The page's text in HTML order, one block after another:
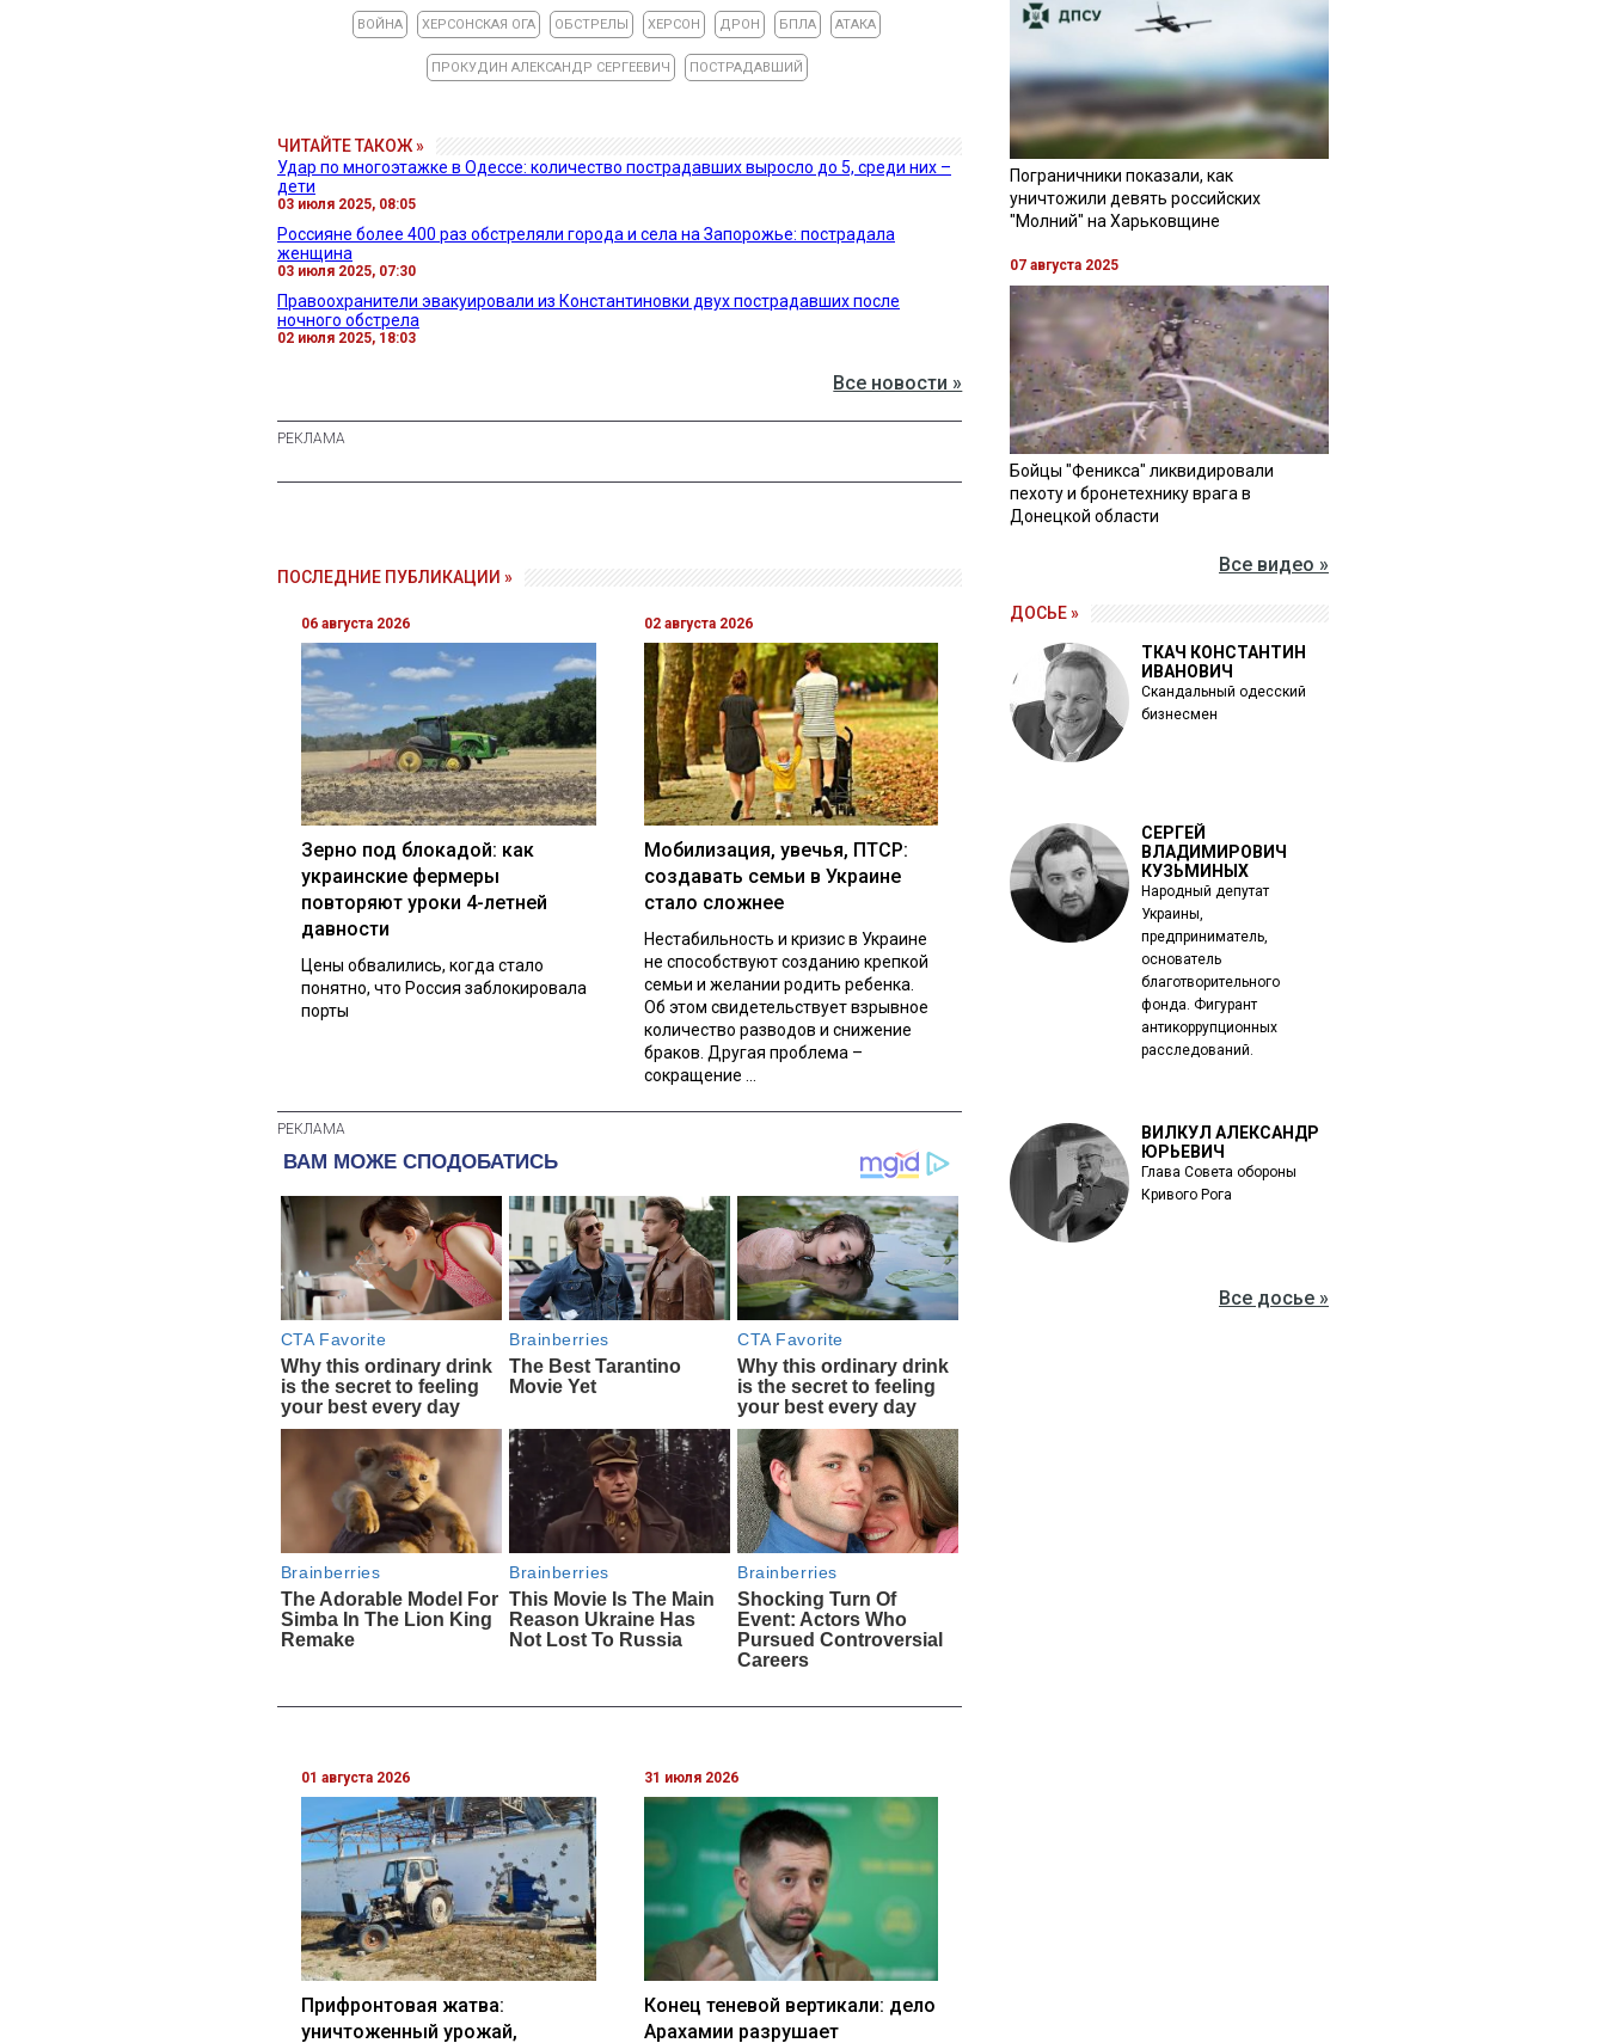
ВОЙНА ХЕРСОНСКАЯ ОГА ОБСТРЕЛЫ ХЕРСОН ДРОН БПЛА АТАКА
ПРОКУДИН АЛЕКСАНДР СЕРГЕЕВИЧ ПОСТРАДАВШИЙ
ЧИТАЙТЕ ТАКОЖ »
Удар по многоэтажке в Одессе: количество пострадавших выросло до 5, среди них –
дети
03 июля 2025, 08:05
Россияне более 400 раз обстреляли города и села на Запорожье: пострадала
женщина
03 июля 2025, 07:30
Правоохранители эвакуировали из Константиновки двух пострадавших после
ночного обстрела
02 июля 2025, 18:03
Все новости »
ПОСЛЕДНИЕ ПУБЛИКАЦИИ »
06 августа 2026
Зерно под блокадой: как
украинские фермеры
повторяют уроки 4-летней
давности
Цены обвалились, когда стало
понятно, что Россия заблокировала
порты
02 августа 2026
Мобилизация, увечья, ПТСР:
создавать семьи в Украине
стало сложнее
Нестабильность и кризис в Украине
не способствуют созданию крепкой
семьи и желании родить ребенка.
Об этом свидетельствует взрывное
количество разводов и снижение
браков. Другая проблема –
сокращение ...
01 августа 2026
Прифронтовая жатва:
уничтоженный урожай,
31 июля 2026
Конец теневой вертикали: дело
Арахамии разрушает
Пограничники показали, как
уничтожили девять российских
"Молний" на Харьковщине
07 августа 2025
Бойцы "Феникса" ликвидировали
пехоту и бронетехнику врага в
Донецкой области
Все видео »
ДОСЬЕ »
ТКАЧ КОНСТАНТИН
ИВАНОВИЧ
Скандальный одесский
бизнесмен
СЕРГЕЙ
ВЛАДИМИРОВИЧ
КУЗЬМИНЫХ
Народный депутат
Украины,
предприниматель,
основатель
благотворительного
фонда. Фигурант
антикоррупционных
расследований.
ВИЛКУЛ АЛЕКСАНДР
ЮРЬЕВИЧ
Глава Совета обороны
Кривого Рога
Все досье »